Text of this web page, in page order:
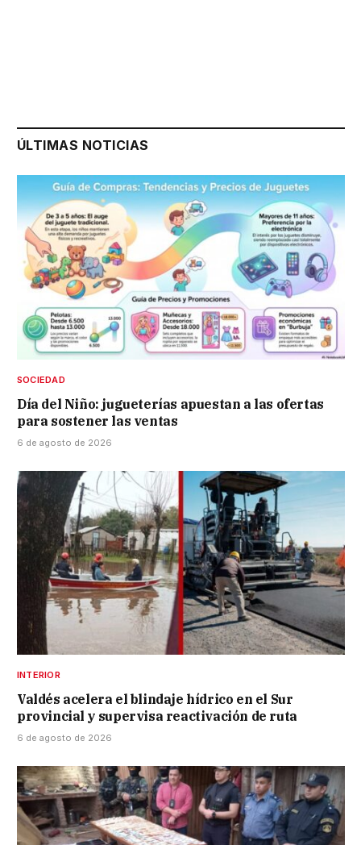
ÚLTIMAS NOTICIAS
SOCIEDAD
Día del Niño: jugueterías apuestan a las ofertas
para sostener las ventas
6 de agosto de 2026
INTERIOR
Valdés acelera el blindaje hídrico en el Sur
provincial y supervisa reactivación de ruta
6 de agosto de 2026